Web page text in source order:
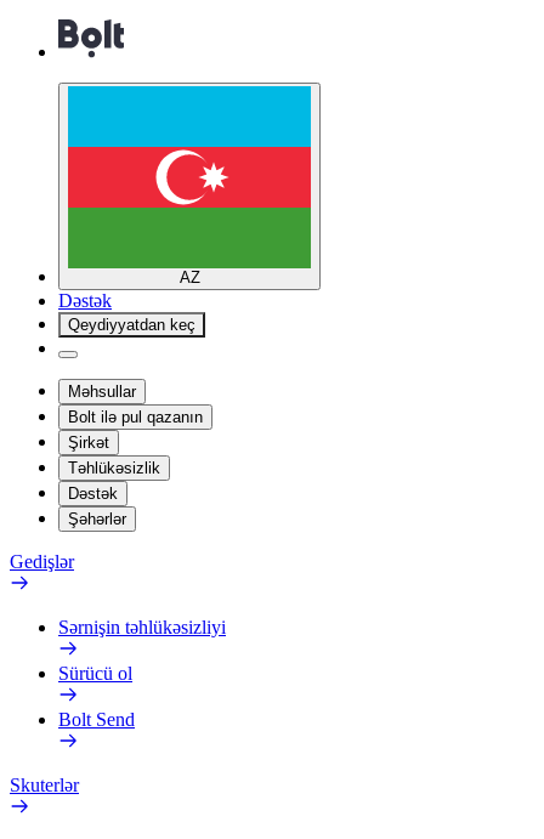
AZ
Dəstək
Qeydiyyatdan keç
Məhsullar
Bolt ilə pul qazanın
Şirkət
Təhlükəsizlik
Dəstək
Şəhərlər
Gedişlər
Sərnişin təhlükəsizliyi
Sürücü ol
Bolt Send
Skuterlər